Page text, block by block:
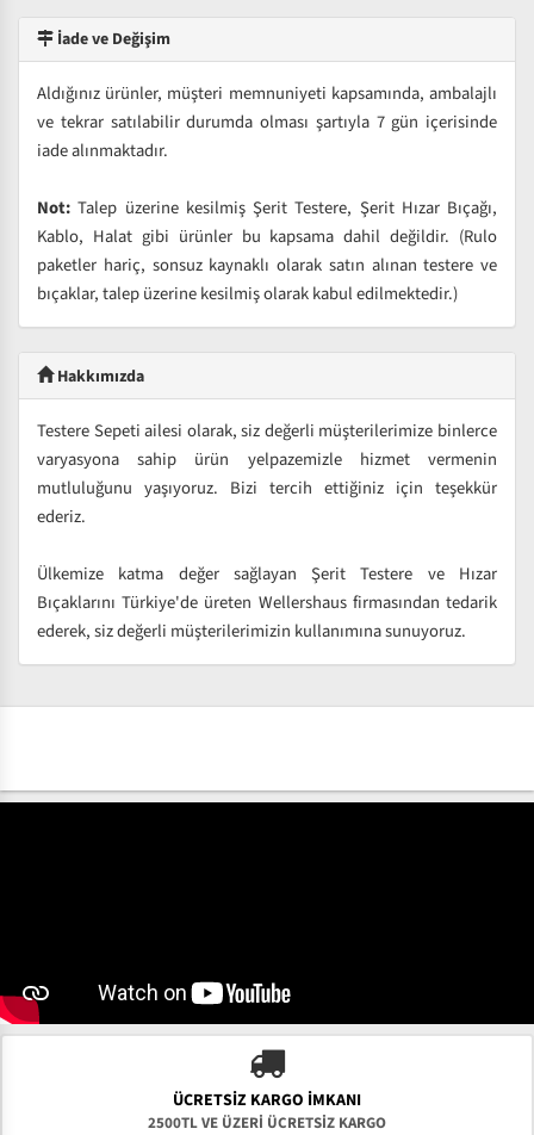
İade ve Değişim
Aldığınız ürünler, müşteri memnuniyeti kapsamında, ambalajlı
ve tekrar satılabilir durumda olması şartıyla 7 gün içerisinde
iade alınmaktadır.
Not: Talep üzerine kesilmiş Şerit Testere, Şerit Hızar Bıçağı,
Kablo, Halat gibi ürünler bu kapsama dahil değildir. (Rulo
paketler hariç, sonsuz kaynaklı olarak satın alınan testere ve
bıçaklar, talep üzerine kesilmiş olarak kabul edilmektedir.)
Hakkımızda
Testere Sepeti ailesi olarak, siz değerli müşterilerimize binlerce
varyasyona sahip ürün yelpazemizle hizmet vermenin
mutluluğunu yaşıyoruz. Bizi tercih ettiğiniz için teşekkür
ederiz.
Ülkemize katma değer sağlayan Şerit Testere ve Hızar
Bıçaklarını Türkiye'de üreten Wellershaus firmasından tedarik
ederek, siz değerli müşterilerimizin kullanımına sunuyoruz.
ÜCRETSIZ KARGO İMKANI
2500TL VE ÜZERİ ÜCRETSİZ KARGO